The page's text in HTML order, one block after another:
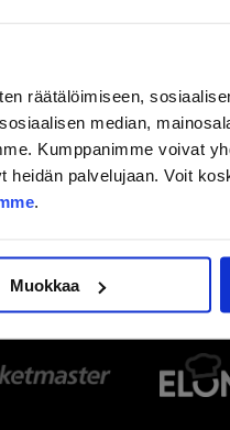
räätälöimiseen,
median,
Kumppanimme voivat
palvelujaan. Voit
.
Muokkaa